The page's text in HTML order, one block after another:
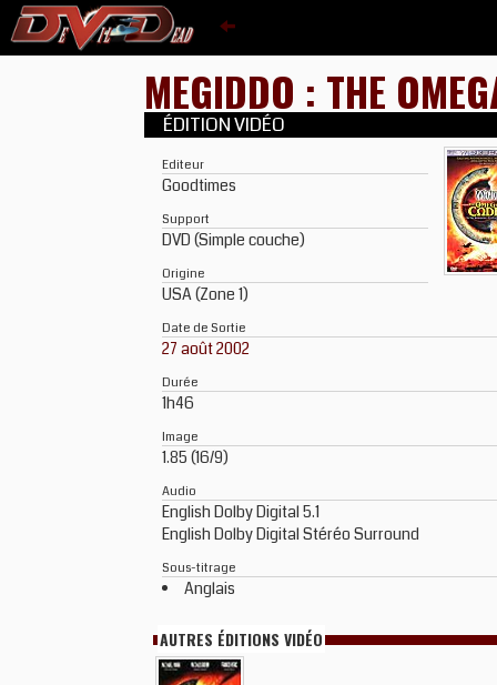
MEGIDDO : THE
ÉDITION VIDÉO
Editeur
Goodtimes
Support
DVD (Simple couche)
Origine
USA (Zone 1)
Date de Sortie
27 août 2002
Durée
1h46
Image
1.85 (16/9)
Audio
English Dolby Digital 5.1
English Dolby Digital Stéréo Surround
Sous-titrage
Anglais
AUTRES ÉDITIONS VIDÉO